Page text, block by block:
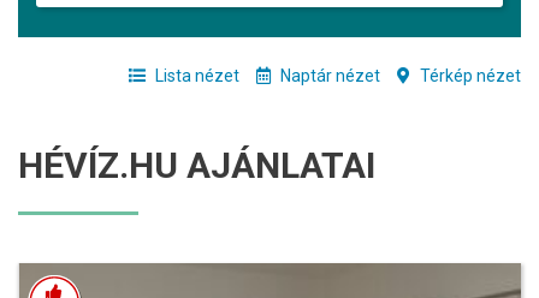
Lista nézet Naptár nézet Térkép nézet
HÉVÍZ.HU AJÁNLATAI